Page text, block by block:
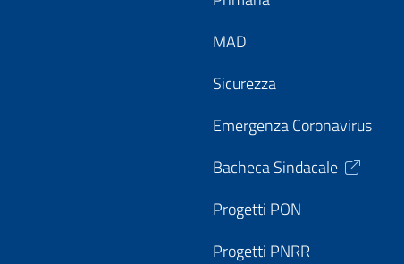
MAD
Sicurezza
Emergenza Coronavirus
Bacheca Sindacale
Progetti PON
Progetti PNRR